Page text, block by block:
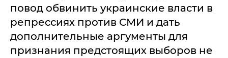
повод обвинить украинские власти в
репрессиях против СМИ и дать
дополнительные аргументы для
признания предстоящих выборов не